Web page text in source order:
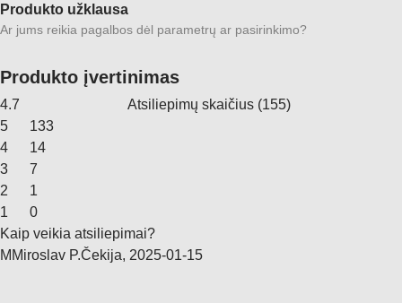
Produkto užklausa
Ar jums reikia pagalbos dėl parametrų ar pasirinkimo?
Produkto įvertinimas
4.7 Atsiliepimų skaičius (155)
5
133
4
14
3
7
2
1
1
0
Kaip veikia atsiliepimai?
M Miroslav P.Čekija, 2025‑01‑15